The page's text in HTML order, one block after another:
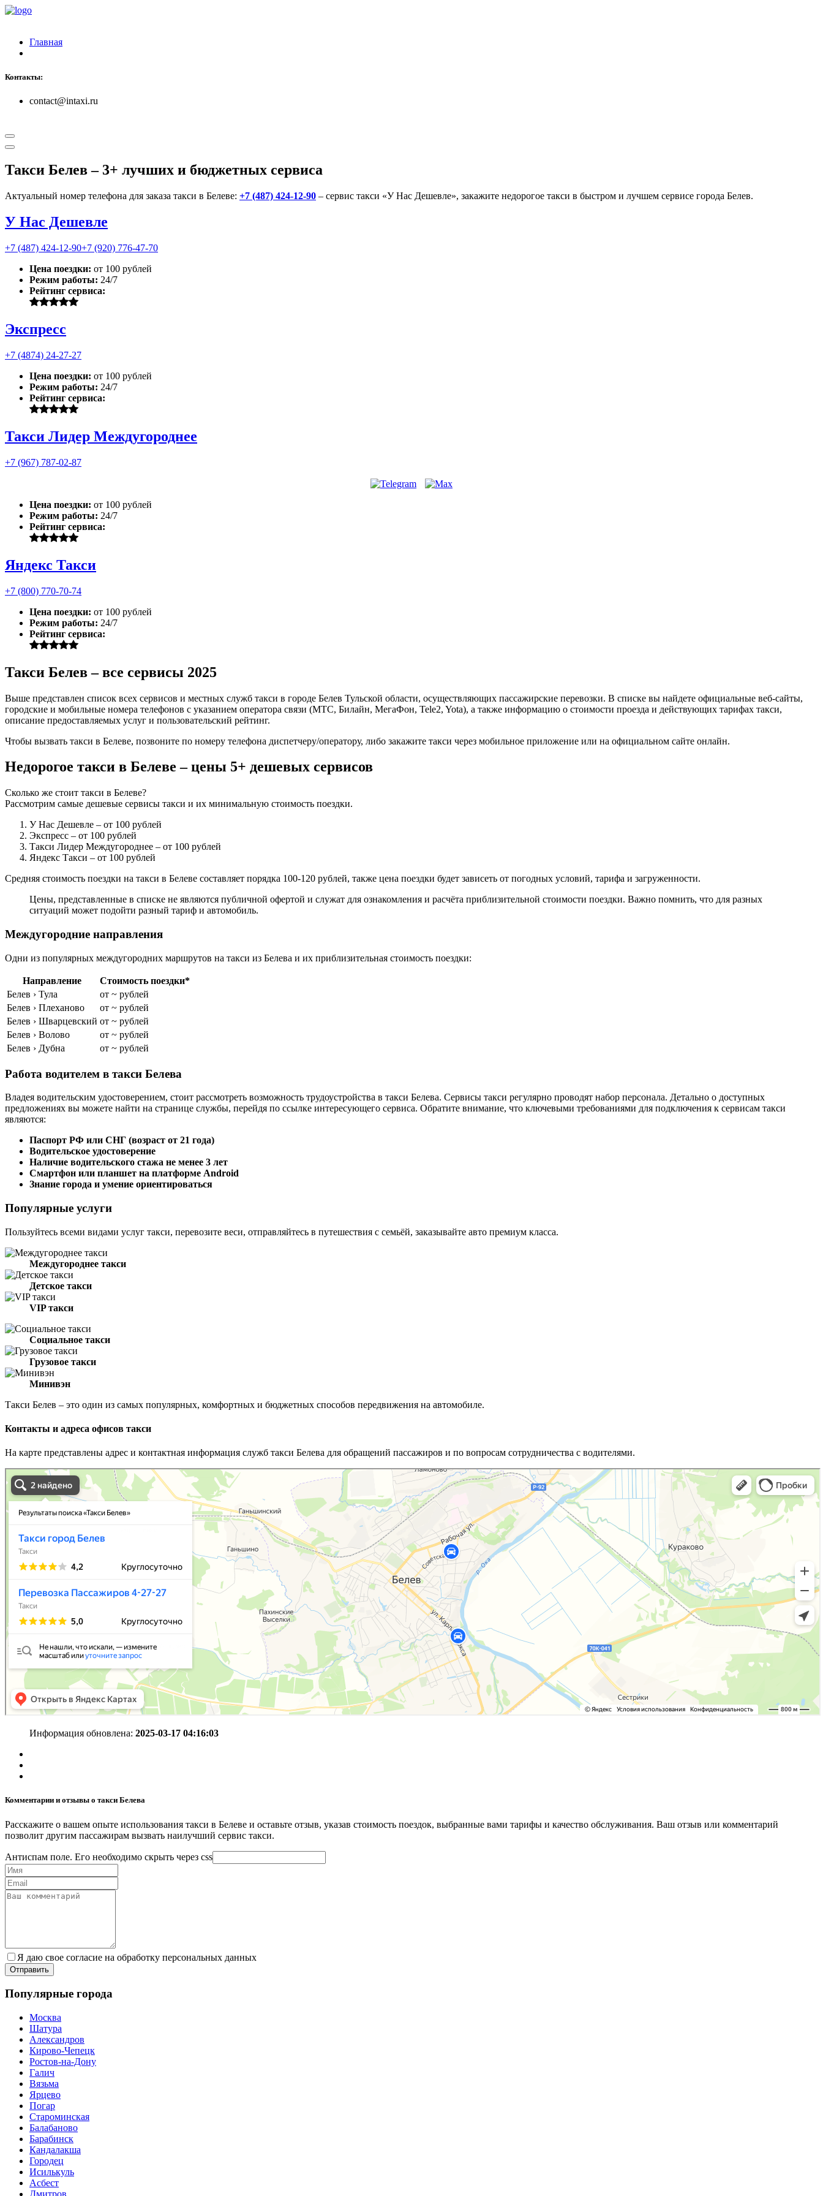
Главная
Контакты:
contact@intaxi.ru
Такси Белев– 3+ лучших и бюджетных сервиса
Актуальный номер телефона для заказа такси в Белеве: +7 (487) 424-12-90 – сервис такси «У Нас Дешевле», закажите недорогое такси в быстром и лучшем сервисе города Белев.
У Нас Дешевле
+7 (487) 424-12-90+7 (920) 776-47-70
Цена поездки: от 100 рублей
Режим работы: 24/7
Рейтинг сервиса:
Экспресс
+7 (4874) 24-27-27
Цена поездки: от 100 рублей
Режим работы: 24/7
Рейтинг сервиса:
Такси Лидер Междугороднее
+7 (967) 787-02-87
Цена поездки: от 100 рублей
Режим работы: 24/7
Рейтинг сервиса:
Яндекс Такси
+7 (800) 770-70-74
Цена поездки: от 100 рублей
Режим работы: 24/7
Рейтинг сервиса:
Такси Белев – все сервисы 2025
Выше представлен список всех сервисов и местных служб такси в городе Белев Тульской области, осуществляющих пассажирские перевозки. В списке вы найдете официальные веб-сайты,
городские и мобильные номера телефонов с указанием оператора связи (МТС, Билайн, МегаФон, Tele2, Yota), а также информацию о стоимости проезда и действующих тарифах такси,
описание предоставляемых услуг и пользовательский рейтинг.
Чтобы вызвать такси в Белеве, позвоните по номеру телефона диспетчеру/оператору, либо закажите такси через мобильное приложение или на официальном сайте онлайн.
Недорогое такси в Белеве – цены 5+ дешевых сервисов
Сколько же стоит такси в Белеве?
Рассмотрим самые дешевые сервисы такси и их минимальную стоимость поездки.
У Нас Дешевле – от 100 рублей
Экспресс – от 100 рублей
Такси Лидер Междугороднее – от 100 рублей
Яндекс Такси – от 100 рублей
Средняя стоимость поездки на такси в Белеве составляет порядка 100-120 рублей, также цена поездки будет зависеть от погодных условий, тарифа и загруженности.
Цены, представленные в списке не являются публичной офертой и служат для ознакомления и расчёта приблизительной стоимости поездки. Важно помнить, что для разных
ситуаций может подойти разный тариф и автомобиль.
Междугородние направления
Одни из популярных междугородних маршрутов на такси из Белева и их приблизительная стоимость поездки:
Направление
Стоимость поездки*
Белев › Тула
от ~ рублей
Белев › Плеханово
от ~ рублей
Белев › Шварцевский от ~ рублей
Белев › Волово
от ~ рублей
Белев › Дубна
от ~ рублей
Работа водителем в такси Белева
Владея водительским удостоверением, стоит рассмотреть возможность трудоустройства в такси Белева. Сервисы такси регулярно проводят набор персонала. Детально о доступных
предложениях вы можете найти на странице службы, перейдя по ссылке интересующего сервиса. Обратите внимание, что ключевыми требованиями для подключения к сервисам такси
являются:
Паспорт РФ или СНГ (возраст от 21 года)
Водительское удостоверение
Наличие водительского стажа не менее 3 лет
Смартфон или планшет на платформе Android
Знание города и умение ориентироваться
Популярные услуги
Пользуйтесь всеми видами услуг такси, перевозите веси, отправляйтесь в путешествия с семьёй, заказывайте авто премиум класса.
Междугороднее такси
Детское такси
VIP такси
Социальное такси
Грузовое такси
Минивэн
Такси Белев – это один из самых популярных, комфортных и бюджетных способов передвижения на автомобиле.
Контакты и адреса офисов такси
На карте представлены адрес и контактная информация служб такси Белева для обращений пассажиров и по вопросам сотрудничества с водителями.
Информация обновлена: 2025-03-17 04:16:03
Комментарии и отзывы о такси Белева
Расскажите о вашем опыте использования такси в Белеве и оставьте отзыв, указав стоимость поездок, выбранные вами тарифы и качество обслуживания. Ваш отзыв или комментарий
позволит другим пассажирам вызвать наилучший сервис такси.
Антиспам поле. Его необходимо скрыть через css
Я даю свое согласие на обработку персональных данных
Популярные города
Москва
Шатура
Александров
Кирово-Чепецк
Ростов-на-Дону
Галич
Вязьма
Ярцево
Погар
Староминская
Балабаново
Барабинск
Кандалакша
Городец
Исилькуль
Асбест
Дмитров